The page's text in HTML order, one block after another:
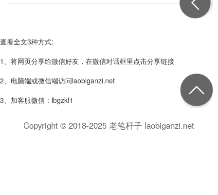
查看全文3种方式:
1、将网页分享给微信好友，在微信对话框里点击分享链接
2、电脑端或微信端访问laobiganzi.net
3、加客服微信：lbgzkf1
Copyright © 2018-2025 老笔杆子 laobiganzi.net